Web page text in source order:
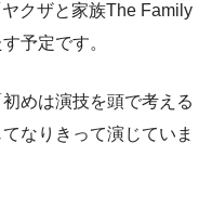
クザと家族The Family
予定です。
めは演技を頭で考える
なりきって演じていま